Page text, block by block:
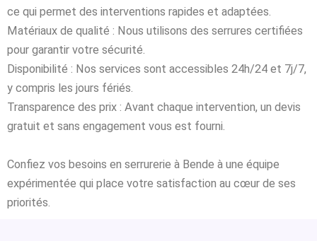
ce qui permet des interventions rapides et adaptées.
Matériaux de qualité : Nous utilisons des serrures certifiées
pour garantir votre sécurité.
Disponibilité : Nos services sont accessibles 24h/24 et 7j/7,
y compris les jours fériés.
Transparence des prix : Avant chaque intervention, un devis
gratuit et sans engagement vous est fourni.
Confiez vos besoins en serrurerie à Bende à une équipe
expérimentée qui place votre satisfaction au cœur de ses
priorités.